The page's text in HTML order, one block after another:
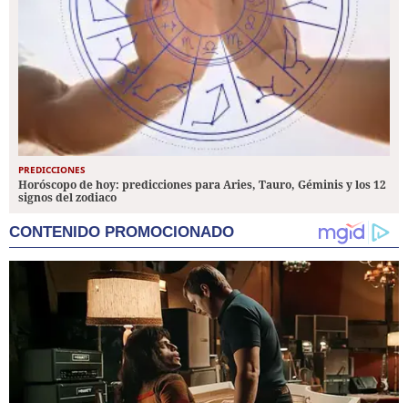
PREDICCIONES
Horóscopo de hoy: predicciones para Aries, Tauro, Géminis y los 12
signos del zodiaco
CONTENIDO PROMOCIONADO